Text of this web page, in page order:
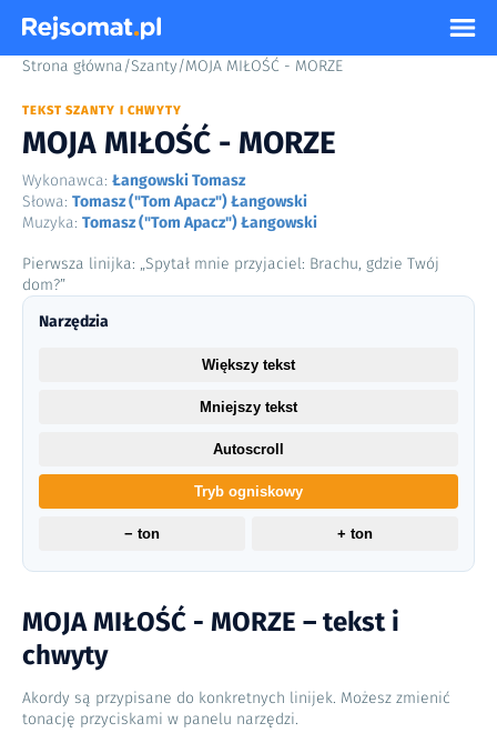
Strona główna/Szanty/MOJA MIŁOŚĆ - MORZE
TEKST SZANTY I CHWYTY
MOJA MIŁOŚĆ - MORZE
Wykonawca: Łangowski Tomasz
Słowa: Tomasz ("Tom Apacz") Łangowski
Muzyka: Tomasz ("Tom Apacz") Łangowski
Pierwsza linijka: „Spytał mnie przyjaciel: Brachu, gdzie Twój
dom?”
MOJA MIŁOŚĆ - MORZE – tekst i
chwyty
Akordy są przypisane do konkretnych linijek. Możesz zmienić
tonację przyciskami w panelu narzędzi.
Narzędzia
Większy tekst
Mniejszy tekst
Autoscroll
Tryb ogniskowy
− ton + ton